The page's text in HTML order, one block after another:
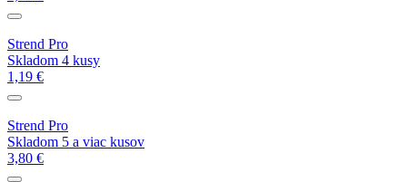
Strend Pro
Skladom 4 kusy
1,19 €
Strend Pro
Skladom 5 a viac kusov
3,80 €